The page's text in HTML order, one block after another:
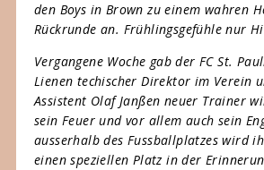
den Boys in Brown zu einem wahren
Rückrunde an. Frühlingsgefühle nur
Vergangene Woche gab der FC St.
Lienen techischer Direktor im Verein
Assistent Olaf Janßen neuer Trainer
sein Feuer und vor allem auch sein
ausserhalb des Fussballplatzes wird
einen speziellen Platz in der